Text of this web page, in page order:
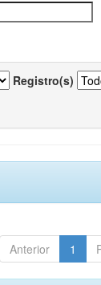
Registro(s)
Anterior 1